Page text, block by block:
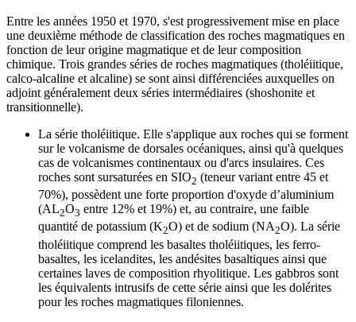
Entre les années 1950 et 1970, s'est progressivement mise en place
une deuxième méthode de classification des roches magmatiques en
fonction de leur origine magmatique et de leur composition
chimique. Trois grandes séries de roches magmatiques (tholéiitique,
calco-alcaline et alcaline) se sont ainsi différenciées auxquelles on
adjoint généralement deux séries intermédiaires (shoshonite et
transitionnelle).
La série tholéiitique. Elle s'applique aux roches qui se forment
sur le volcanisme de dorsales océaniques, ainsi qu'à quelques
cas de volcanismes continentaux ou d'arcs insulaires. Ces
roches sont sursaturées en SIO2 (teneur variant entre 45 et
70%), possèdent une forte proportion d'oxyde d’aluminium
(AL2O3 entre 12% et 19%) et, au contraire, une faible
quantité de potassium (K2O) et de sodium (NA2O). La série
tholéiitique comprend les basaltes tholéiitiques, les ferro-
basaltes, les icelandites, les andésites basaltiques ainsi que
certaines laves de composition rhyolitique. Les gabbros sont
les équivalents intrusifs de cette série ainsi que les dolérites
pour les roches magmatiques filoniennes.